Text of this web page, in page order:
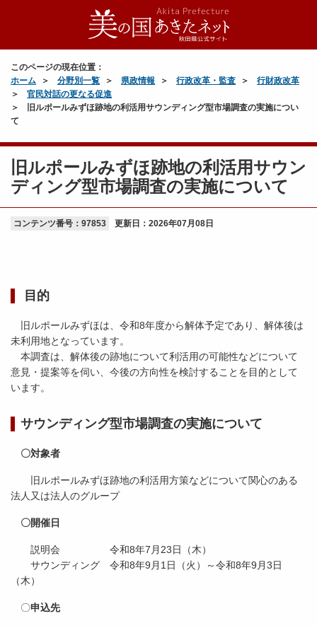
このページの現在位置：
ホーム
分野別一覧 県政情報 行政改革・監査
行財政改革
官民対話の更なる促進
旧ルポールみずほ跡地の利活用サウンディング型市場調査の実施につい
て
旧ルポールみずほ跡地の利活用サウン
ディング型市場調査の実施について
コンテンツ番号：97853 更新日： 2026年07月08日
目的
旧ルポールみずほは、令和8年度から解体予定であり、解体後は
未利用地となっています。
本調査は、解体後の跡地について利活用の可能性などについて
意見・提案等を伺い、今後の方向性を検討することを目的として
います。
サウンディング型市場調査の実施について
〇対象者
旧ルポールみずほ跡地の利活用方策などについて関心のある
法人又は法人のグループ
〇開催日
説明会 令和8年7月23日（木）
サウンディング 令和8年9月1日（火）～令和8年9月3日
（木）
〇申込先